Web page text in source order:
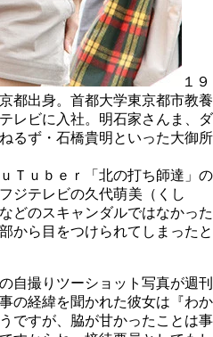
１９
都出身。首都大学東京都市教養
レビに入社。明石家さんま、ダ
るず・石橋貴明といった大御所
Ｔｕｂｅｒ「北の打ち師達」の
ジテレビの久代萌美 （くし
どのスキャンダルではなかった
から目をつけられてしまったと
自撮りツーショット写真が週刊
の経緯を聞かれた彼女は『わか
ですが、脇が甘かったことは事